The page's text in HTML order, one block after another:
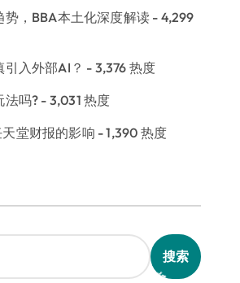
势，BBA本土化深度解读- 4,299
入外部AI？ - 3,376 热度
法吗? - 3,031 热度
堂财报的影响 - 1,390 热度
搜索